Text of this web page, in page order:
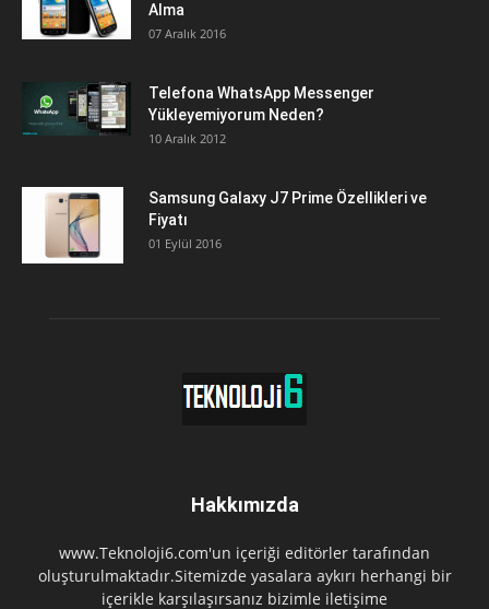
Alma
07 Aralık 2016
Telefona WhatsApp Messenger
Yükleyemiyorum Neden?
10 Aralık 2012
Samsung Galaxy J7 Prime Özellikleri ve
Fiyatı
01 Eylül 2016
Hakkımızda
www.Teknoloji6.com'un içeriği editörler tarafından
oluşturulmaktadır.Sitemizde yasalara aykırı herhangi bir
içerikle karşılaşırsanız bizimle iletişime